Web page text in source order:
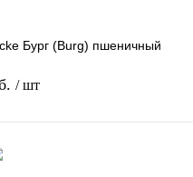
Бург (Burg) пшеничный
/ шт